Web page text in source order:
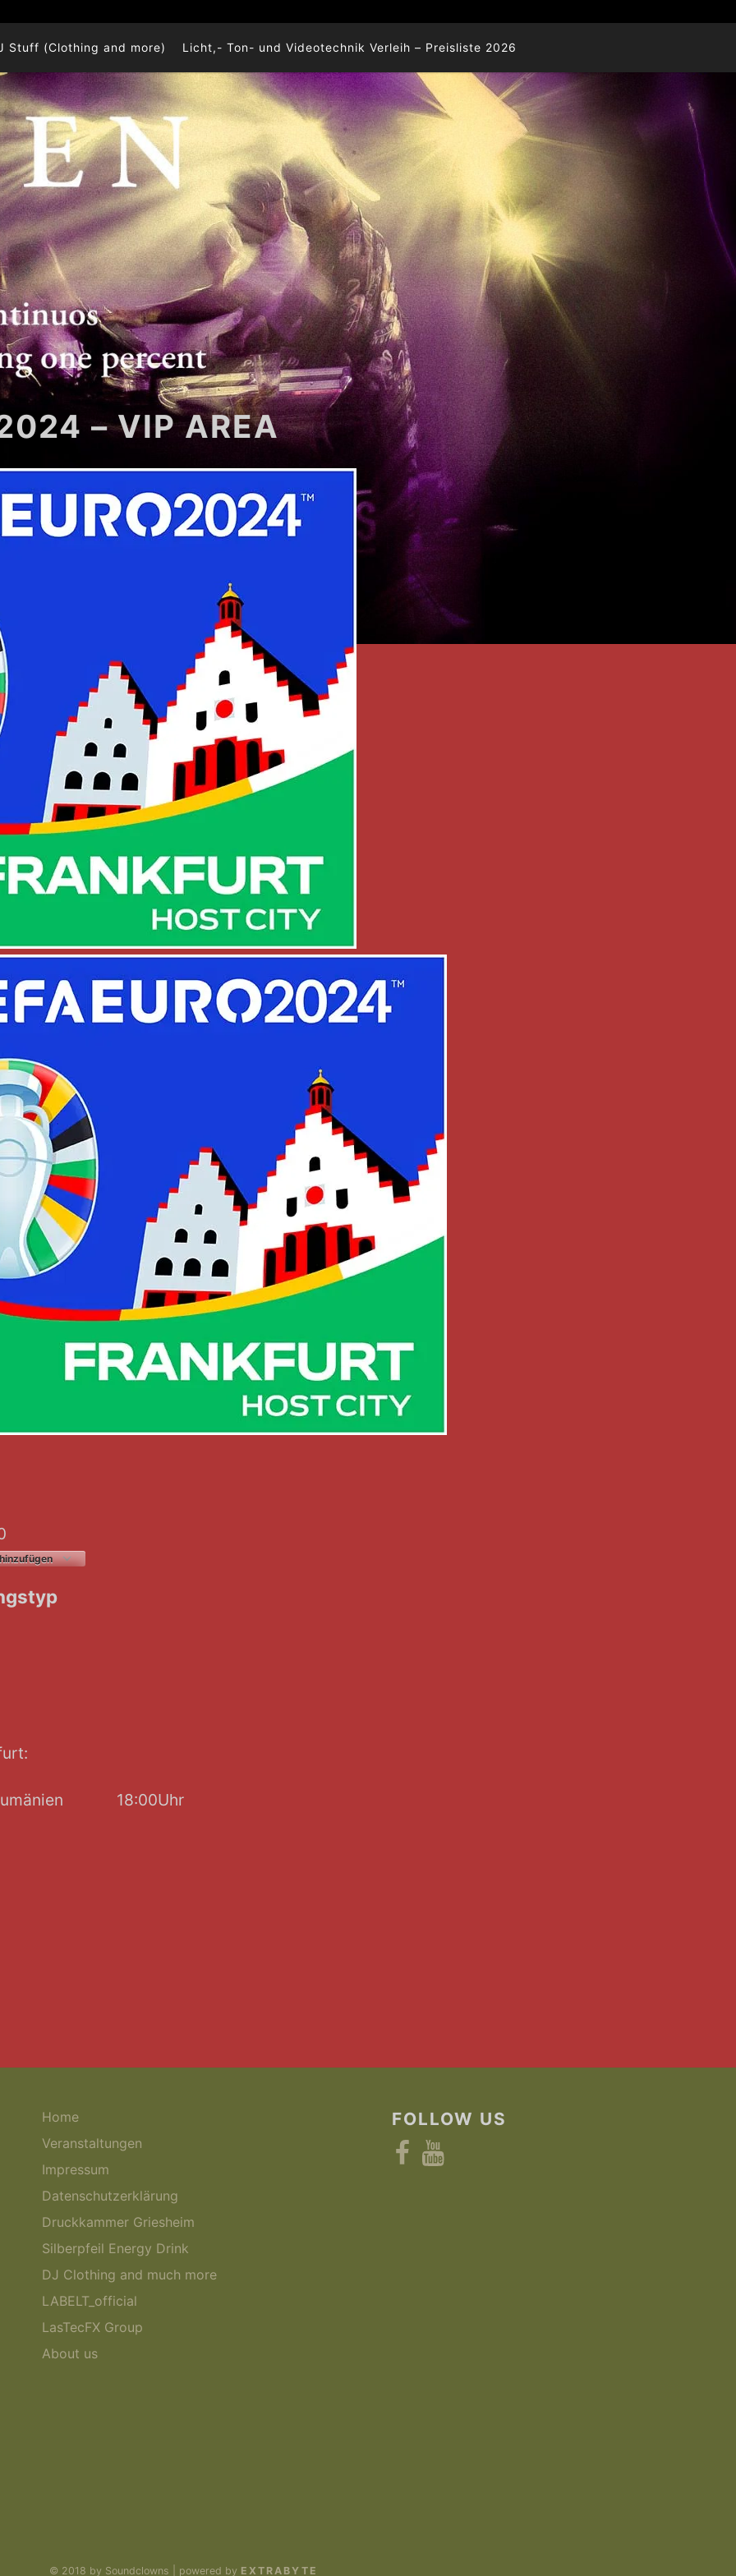
Stuff (Clothing and more) Licht,- Ton- und Videotechnik Verleih – Preisliste 2026
– VIP AREA
Rumänien 18:00Uhr
Home
Veranstaltungen
Impressum
Datenschutzerklärung
Druckkammer Griesheim
Silberpfeil Energy Drink
DJ Clothing and much more
LABELT_official
LasTecFX Group
About us
FOLLOW US
FacebookYouTube
© 2018 by Soundclowns | powered by EXTRABYTE